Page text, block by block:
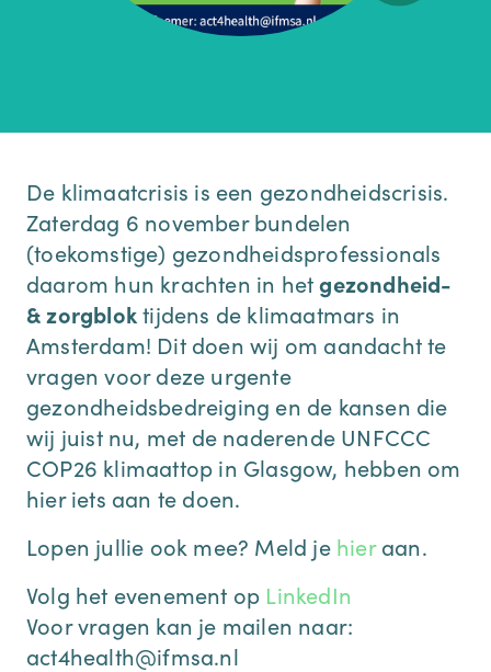
De klimaatcrisis is een gezondheidscrisis.
Zaterdag 6 november bundelen
(toekomstige) gezondheidsprofessionals
daarom hun krachten in hetgezondheid-
& zorgbloktijdens de klimaatmars in
Amsterdam! Dit doen wij om aandacht te
vragen voor deze urgente
gezondheidsbedreiging en de kansen die
wij juist nu, met de naderende UNFCCC
COP26 klimaattop in Glasgow, hebben om
hier iets aan te doen.
Lopen jullie ook mee? Meld je hieraan.
Volg het evenement op LinkedIn
Voor vragen kan je mailen naar:
act4health@ifmsa.nl